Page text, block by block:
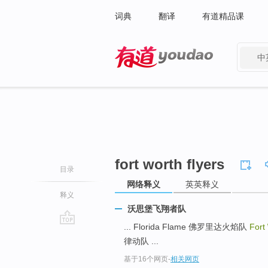
词典 翻译 有道精品课
中
目录
释义
fort worth flyers
网络释义 英英释义
沃思堡飞翔者队
... Florida Flame 佛罗里达火焰队 Fort
律动队 ...
基于16个网页-相关网页